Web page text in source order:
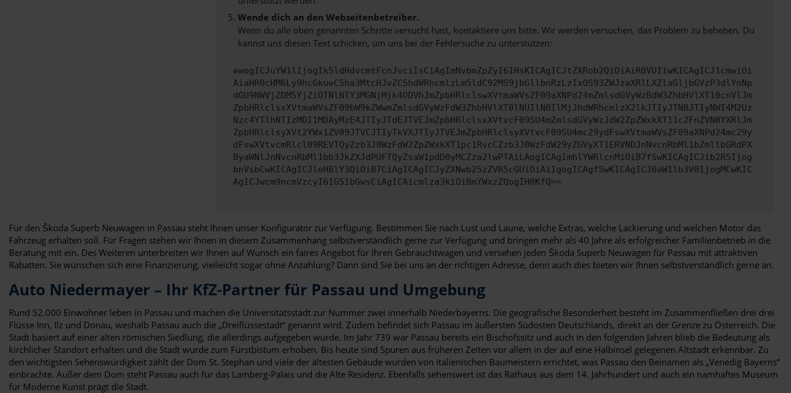
Wende dich an den Webseitenbetreiber.
Wenn du alle oben genannten Schritte versucht hast, kontaktiere uns bitte. Wir werden versuchen, das Problem zu beheben. Du
kannst uns diesen Text schicken, um uns bei der Fehlersuche zu unterstützen:
ewogICJuYW1lIjogIk5ldHdvcmtFcnJvciIsCiAgImNvbmZpZyI6IHsKICAgICJtZXRob2QiOiAiR0VUIiwKICAgICJ1cmwiOi
AiaHR0cHM6Ly9hcGkueC5ha3MtcHJvZC5hdWRhcmlzLm5ldC92MS9jbGllbnRzLzIxOS93ZWJzaXRlLXZlaGljbGVzP3dlYnNp
dGU9NWVjZDM5YjZiOTNlNTY3MGNjMjk4ODVhJmZpbHRlclswXVtmaWVsZF09aXNPd24mZmlsdGVyWzBdW3ZhbHVlXT10cnVlJm
ZpbHRlclsxXVtmaWVsZF09bW9kZWwmZmlsdGVyWzFdW3ZhbHVlXT0lNUIlN0IlMjJhdWRhcmlzX2lkJTIyJTNBJTIyNWI4M2Uz
Nzc4YTlhNTIzMDI1MDAyMzE4JTIyJTdEJTVEJmZpbHRlclsxXVtvcF09SU4mZmlsdGVyWzJdW2ZpZWxkXT11c2FnZVN0YXRlJm
ZpbHRlclsyXVt2YWx1ZV09JTVCJTIyTkVXJTIyJTVEJmZpbHRlclsyXVtvcF09SU4mc29ydFswXVtmaWVsZF09aXNPd24mc29y
dFswXVtvcmRlcl09REVTQyZzb3J0WzFdW2ZpZWxkXT1pc1RvcCZzb3J0WzFdW29yZGVyXT1ERVNDJnNvcnRbMl1bZmllbGRdPX
ByaWNlJnNvcnRbMl1bb3JkZXJdPUFTQyZsaW1pdD0yMCZza2lwPTAiLAogICAgImhlYWRlcnMiOiB7fSwKICAgICJib2R5Ijog
bnVsbCwKICAgICJleHBlY3QiOiB7CiAgICAgICJyZXNwb25zZVR5cGUiOiAiIgogICAgfSwKICAgICJ0aW1lb3V0IjogMCwKIC
AgICJwcm9ncmVzcyI6IG51bGwsCiAgICAicmlza3kiOiBmYWxzZQogIH0KfQ==
Für den Škoda Superb Neuwagen in Passau steht Ihnen unser Konfigurator zur Verfügung. Bestimmen Sie nach Lust und Laune, welche Extras, welche Lackierung und welchen Motor das
Fahrzeug erhalten soll. Für Fragen stehen wir Ihnen in diesem Zusammenhang selbstverständlich gerne zur Verfügung und bringen mehr als 40 Jahre als erfolgreicher Familienbetrieb in die
Beratung mit ein. Des Weiteren unterbreiten wir Ihnen auf Wunsch ein faires Angebot für Ihren Gebrauchtwagen und versehen jeden Škoda Superb Neuwagen für Passau mit attraktiven
Rabatten. Sie wünschen sich eine Finanzierung, vielleicht sogar ohne Anzahlung? Dann sind Sie bei uns an der richtigen Adresse, denn auch dies bieten wir Ihnen selbstverständlich gerne an.
Auto Niedermayer – Ihr KfZ-Partner für Passau und Umgebung
Rund 52.000 Einwohner leben in Passau und machen die Universitätsstadt zur Nummer zwei innerhalb Niederbayerns. Die geografische Besonderheit besteht im Zusammenfließen drei drei
Flüsse Inn, Ilz und Donau, weshalb Passau auch die „Dreiflüssestadt“ genannt wird. Zudem befindet sich Passau im äußersten Südosten Deutschlands, direkt an der Grenze zu Österreich. Die
Stadt basiert auf einer alten römischen Siedlung, die allerdings aufgegeben wurde. Im Jahr 739 war Passau bereits ein Bischofssitz und auch in den folgenden Jahren blieb die Bedeutung als
kirchlicher Standort erhalten und die Stadt wurde zum Fürstbistum erhoben. Bis heute sind Spuren aus früheren Zeiten vor allem in der auf eine Halbinsel gelegenen Altstadt erkennbar. Zu
den wichtigsten Sehenswürdigkeit zählt der Dom St. Stephan und viele der ältesten Gebäude wurden von italienischen Baumeistern errichtet, was Passau den Beinamen als „Venedig Bayerns“
einbrachte. Außer dem Dom steht Passau auch für das Lamberg-Palais und die Alte Residenz. Ebenfalls sehenswert ist das Rathaus aus dem 14. Jahrhundert und auch ein namhaftes Museum
für Moderne Kunst prägt die Stadt.